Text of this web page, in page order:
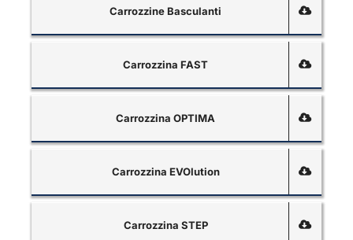
Carrozzine Basculanti
Carrozzina FAST
Carrozzina OPTIMA
Carrozzina EVOlution
Carrozzina STEP